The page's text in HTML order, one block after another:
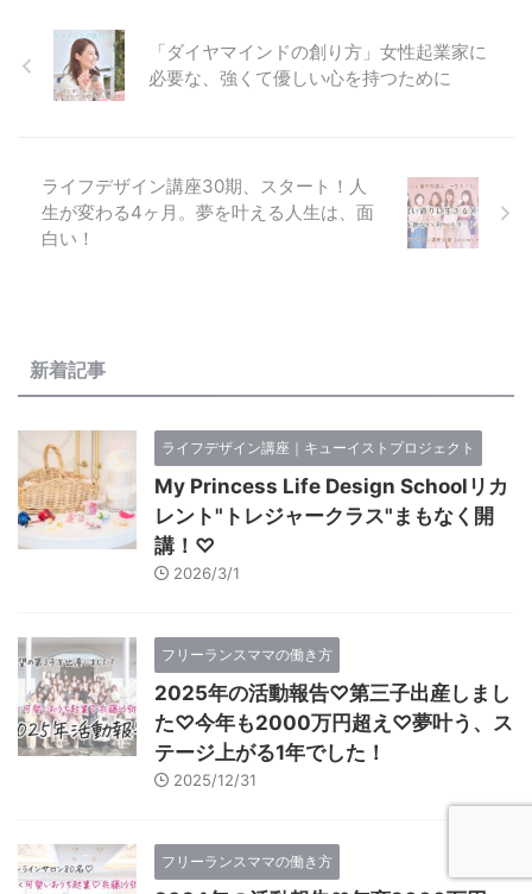
けれど、 少しだけ教えたいこと
ができました。 それは 「どんな
環境でも自分で自分を幸せにでき
んの感情を上手く扱える」 そん
な大人になってほしい。 じぶん
でじぶんを上手く扱うために必要
「ダイヤマインドの創り方」女性起業家に
必要な、強くて優しい心を持つために
ライフデザイン講座30期、スタート！人
生が変わる4ヶ月。夢を叶える人生は、面
白い！
新着記事
ライフデザイン講座｜キューイストプロジェクト
My Princess Life Design Schoolリカ
レント"トレジャークラス"まもなく開
講！♡
2026/3/1
フリーランスママの働き方
2025年の活動報告♡第三子出産しまし
た♡今年も2000万円超え♡夢叶う、ス
テージ上がる1年でした！
2025/12/31
フリーランスママの働き方